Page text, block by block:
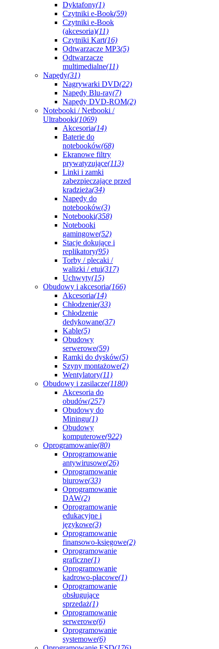
Dyktafony(1)
Czytniki e-Book(59)
Czytniki e-Book
(akcesoria)(11)
Czytniki Kart(16)
Odtwarzacze MP3(5)
Odtwarzacze
multimedialne(11)
Napędy(31)
Nagrywarki DVD(22)
Napędy Blu-ray(7)
Napędy DVD-ROM(2)
Notebooki / Netbooki /
Ultrabooki(1069)
Akcesoria(14)
Baterie do
notebooków(68)
Ekranowe filtry
prywatyzujące(113)
Linki i zamki
zabezpieczające przed
kradzieżą(34)
Napędy do
notebooków(3)
Notebooki(358)
Notebooki
gamingowe(52)
Stacje dokujące i
replikatory(95)
Torby / plecaki /
walizki / etui(317)
Uchwyty(15)
Obudowy i akcesoria(166)
Akcesoria(14)
Chłodzenie(33)
Chłodzenie
dedykowane(37)
Kable(5)
Obudowy
serwerowe(59)
Ramki do dysków(5)
Szyny montażowe(2)
Wentylatory(11)
Obudowy i zasilacze(1180)
Akcesoria do
obudów(257)
Obudowy do
Miningu(1)
Obudowy
komputerowe(922)
Oprogramowanie(80)
Oprogramowanie
antywirusowe(26)
Oprogramowanie
biurowe(33)
Oprogramowanie
DAW(2)
Oprogramowanie
edukacyjne i
językowe(3)
Oprogramowanie
finansowo-księgowe(2)
Oprogramowanie
graficzne(1)
Oprogramowanie
kadrowo-płacowe(1)
Oprogramowanie
obsługujące
sprzedaż(1)
Oprogramowanie
serwerowe(6)
Oprogramowanie
systemowe(6)